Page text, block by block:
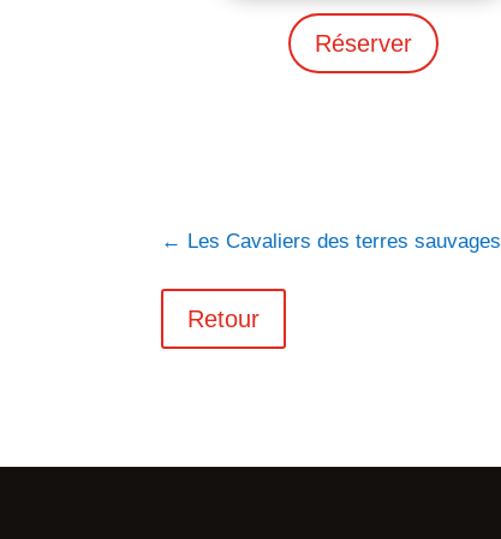
Réserver
← Les Cavaliers des terres sauvages
Retour